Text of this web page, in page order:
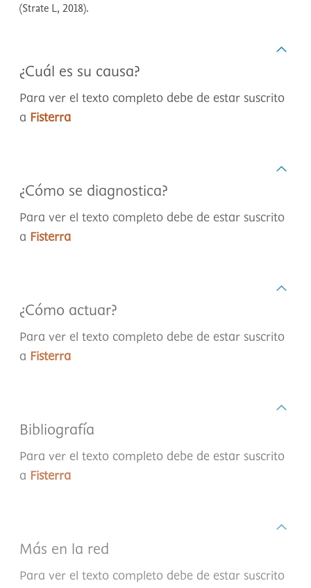
(Strate L, 2018).
¿Cuál es su causa?
Para ver el texto completo debe de estar suscrito
a Fisterra
¿Cómo se diagnostica?
Para ver el texto completo debe de estar suscrito
a Fisterra
¿Cómo actuar?
Para ver el texto completo debe de estar suscrito
a Fisterra
Bibliografía
Para ver el texto completo debe de estar suscrito
a Fisterra
Más en la red
Para ver el texto completo debe de estar suscrito